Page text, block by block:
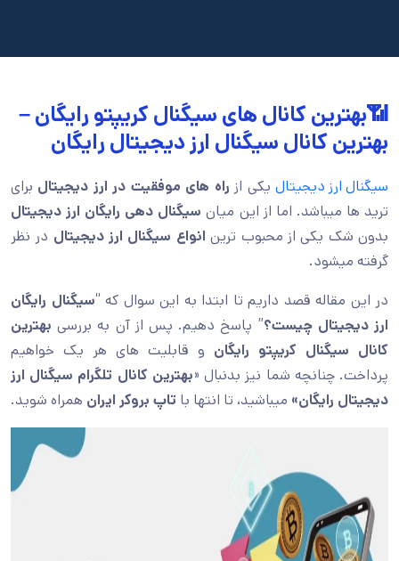
📶بهترین کانال های سیگنال کریپتو رایگان –
بهترین کانال سیگنال ارز دیجیتال رایگان
سیگنال ارز دیجیتالیکی از راه های موفقیت در ارز دیجیتال برای
ترید ها میباشد. اما از این میان سیگنال دهی رایگان ارز دیجیتال
بدون شک یکی از محبوب ترین انواع سیگنال ارز دیجیتال در نظر
گرفته میشود.
در این مقاله قصد داریم تا ابتدا به این سوال که “سیگنال رایگان
ارز دیجیتال چیست؟” پاسخ دهیم. پس از آن به بررسی بهترین
کانال سیگنال کریپتو رایگان و قابلیت های هر یک خواهیم
پرداخت. چنانچه شما نیز بدنبال «بهترین کانال تلگرام سیگنال ارز
دیجیتال رایگان» میباشید، تا انتها با تاپ بروکر ایران همراه شوید.